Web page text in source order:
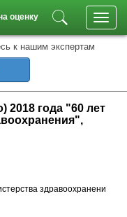
оценку
к нашим экспертам
2018 года "60 лет
здравоохранени